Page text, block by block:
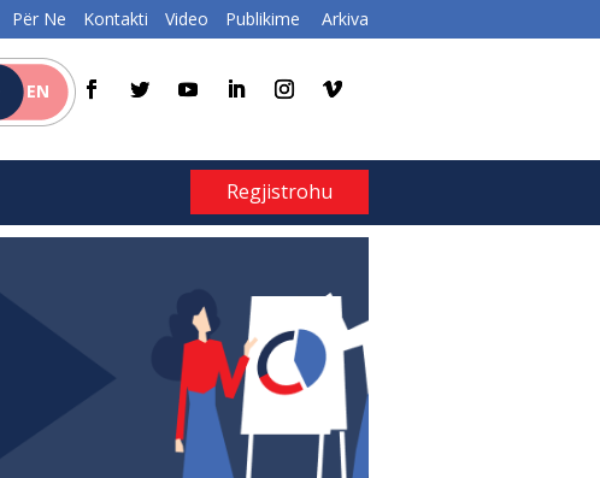
Për Ne Kontakti Video Publikime Arkiva
EN
Regjistrohu